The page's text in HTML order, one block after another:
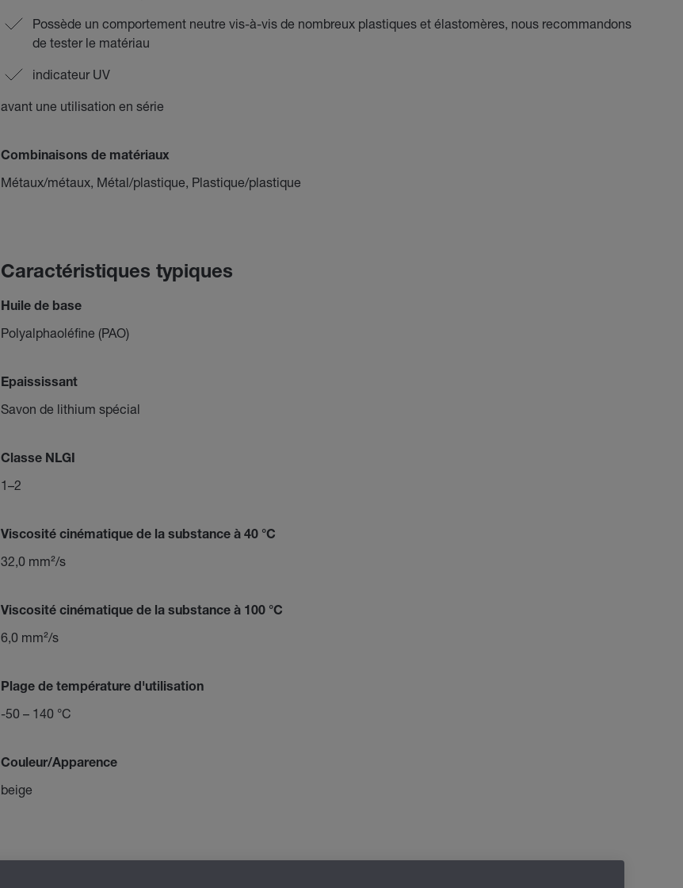
Possède un comportement neutre vis-à-vis de nombreux plastiques et élastomères, nous recommandons
de tester le matériau
indicateur UV
avant une utilisation en série
Combinaisons de matériaux
Métaux/métaux, Métal/plastique, Plastique/plastique
Caractéristiques typiques
Huile de base
Polyalphaoléfine (PAO)
Epaississant
Savon de lithium spécial
Classe NLGI
1–2
Viscosité cinématique de la substance à 40 °C
32,0 mm²/s
Viscosité cinématique de la substance à 100 °C
6,0 mm²/s
Plage de température d'utilisation
-50 – 140 °C
Couleur/Apparence
beige